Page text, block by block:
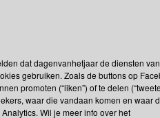
dat dagenvanhetjaar de diensten van
gebruiken. Zoals de buttons op
promoten (“liken”) of te delen
waar die vandaan komen en waar
Wil je meer info over het
om vandaag vrienden uit
waar dan ook ter wereld
en oorlogen overwon.